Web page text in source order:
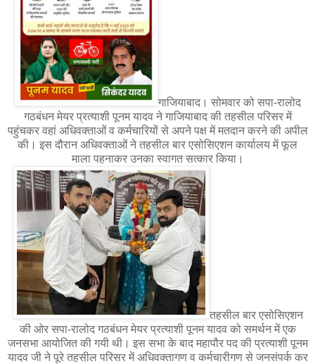
गाजियाबाद। सोमवार को सपा-रालोद
गठबंधन मेयर प्रत्याशी पूनम यादव ने गाजियाबाद की तहसील परिसर में
पहुंचकर वहां अधिवक्ताओं व कर्मचारियों से अपने पक्ष में मतदान करने की अपील
की। इस दौरान अधिवक्ताओं ने तहसील बार एसोसिएशन कार्यालय में फूल
माला पहनाकर उनका स्वागत सत्कार किया।
तहसील बार एसोसिएशन
की ओर सपा-रालोद गठबंधन मेयर प्रत्याशी पूनम यादव को समर्थन में एक
जनसभा आयोजित की गयी थी। इस सभा के बाद महापौर पद की प्रत्याशी पूनम
यादव जी ने पूरे तहसील परिसर में अधिवक्तागण व कर्मचारीगण से जनसंपर्क कर